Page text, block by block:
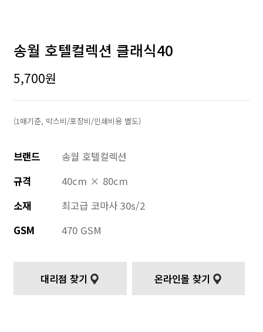
송월 호텔컬렉션 클래식40
5,700원
(1매기준, 박스비/포장비/인쇄비용 별도)
브랜드
송월 호텔컬렉션
규격
40cm × 80cm
소재
최고급 코마사 30s/2
GSM
470 GSM
대리점 찾기 온라인몰 찾기